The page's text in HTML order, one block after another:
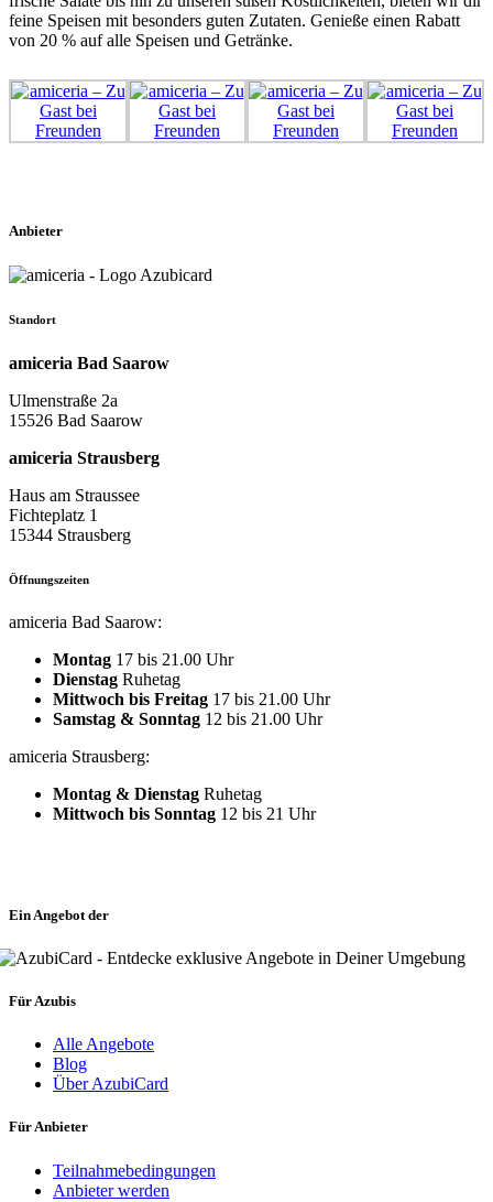
feine Speisen mit besonders guten Zutaten. Genieße einen Rabatt
von 20 % auf alle Speisen und Getränke.
Anbieter
Standort
amiceria Bad Saarow
Ulmenstraße 2a
15526 Bad Saarow
amiceria Strausberg
Haus am Straussee
Fichteplatz 1
15344 Strausberg
Öffnungszeiten
amiceria Bad Saarow:
Montag 17 bis 21.00 Uhr
Dienstag Ruhetag
Mittwoch bis Freitag 17 bis 21.00 Uhr
Samstag & Sonntag 12 bis 21.00 Uhr
amiceria Strausberg:
Montag & Dienstag Ruhetag
Mittwoch bis Sonntag 12 bis 21 Uhr
Ein Angebot der
Für Azubis
Alle Angebote
Blog
Über AzubiCard
Für Anbieter
Teilnahmebedingungen
Anbieter werden